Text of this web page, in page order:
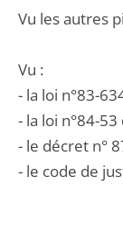
Vu les autres
Vu :
- la loi n°83-
- la loi n°84-
- le décret n°
- le code de